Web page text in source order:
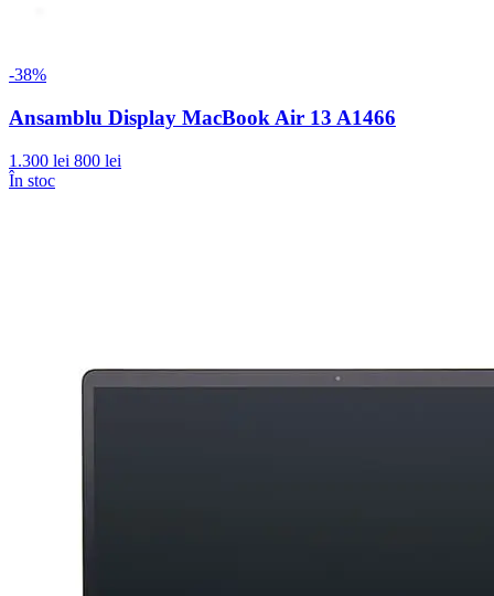
-38%
Ansamblu Display MacBook Air 13 A1466
1.300 lei 800 lei
În stoc